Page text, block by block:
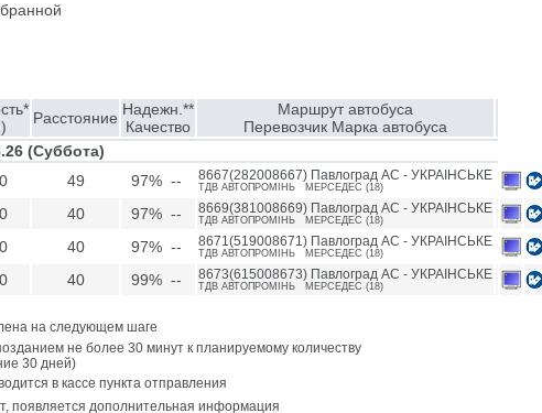
Расстояние Надежн.**
Качество
Маршрут автобуса
Перевозчик Марка автобуса
(Суббота)
49 97% -- 8667(282008667) Павлоград АС - УКРАIНСЬКЕ
ТДВ АВТОПРОМIНЬ МЕРСЕДЕС (18)
40 97% -- 8669(381008669) Павлоград АС - УКРАIНСЬКЕ
ТДВ АВТОПРОМIНЬ МЕРСЕДЕС (18)
40 97% -- 8671(519008671) Павлоград АС - УКРАIНСЬКЕ
ТДВ АВТОПРОМIНЬ МЕРСЕДЕС (18)
40 99% -- 8673(615008673) Павлоград АС - УКРАIНСЬКЕ
ТДВ АВТОПРОМIНЬ МЕРСЕДЕС (18)
на следующем шаге
не более 30 минут к планируемому количеству
30 дней)
в кассе пункта отправления
появляется дополнительная информация